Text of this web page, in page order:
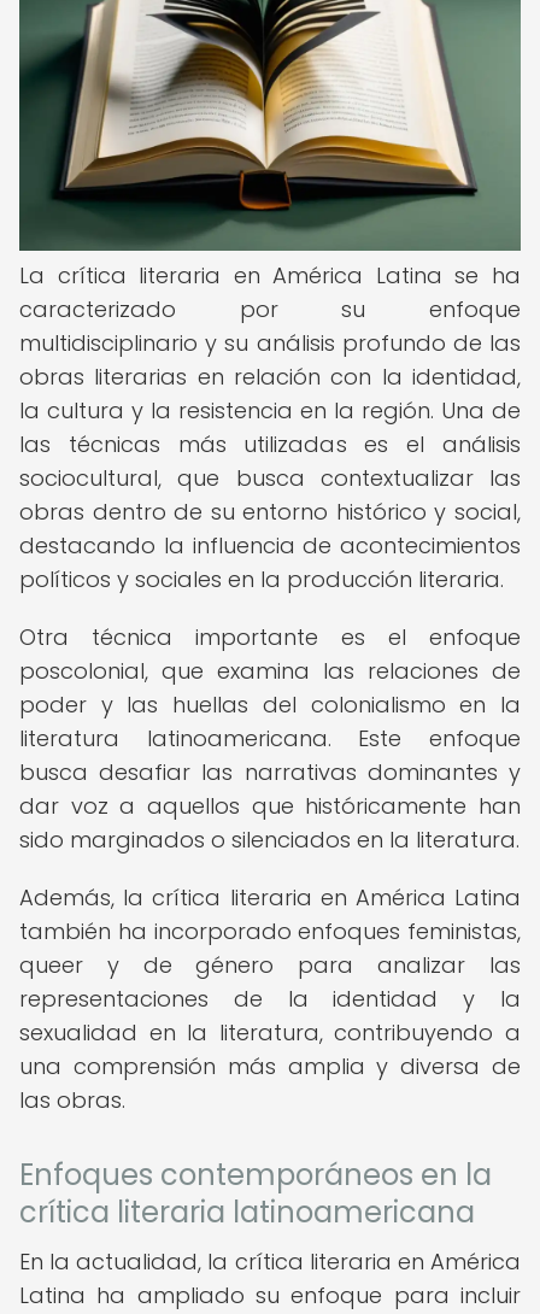
La crítica literaria en América Latina se ha
caracterizado por su enfoque
multidisciplinario y su análisis profundo de las
obras literarias en relación con la identidad,
la cultura y la resistencia en la región. Una de
las técnicas más utilizadas es el análisis
sociocultural, que busca contextualizar las
obras dentro de su entorno histórico y social,
destacando la influencia de acontecimientos
políticos y sociales en la producción literaria.
Otra técnica importante es el enfoque
poscolonial, que examina las relaciones de
poder y las huellas del colonialismo en la
literatura latinoamericana. Este enfoque
busca desafiar las narrativas dominantes y
dar voz a aquellos que históricamente han
sido marginados o silenciados en la literatura.
Además, la crítica literaria en América Latina
también ha incorporado enfoques feministas,
queer y de género para analizar las
representaciones de la identidad y la
sexualidad en la literatura, contribuyendo a
una comprensión más amplia y diversa de
las obras.
Enfoques contemporáneos en la
crítica literaria latinoamericana
En la actualidad, la crítica literaria en América
Latina ha ampliado su enfoque para incluir